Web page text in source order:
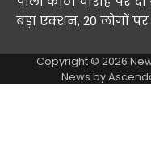
बड़ा एक्शन, 20 लोगों पर
Copyright © 2026
News by